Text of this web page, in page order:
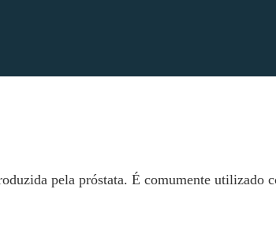
pela próstata. É comumente utilizado